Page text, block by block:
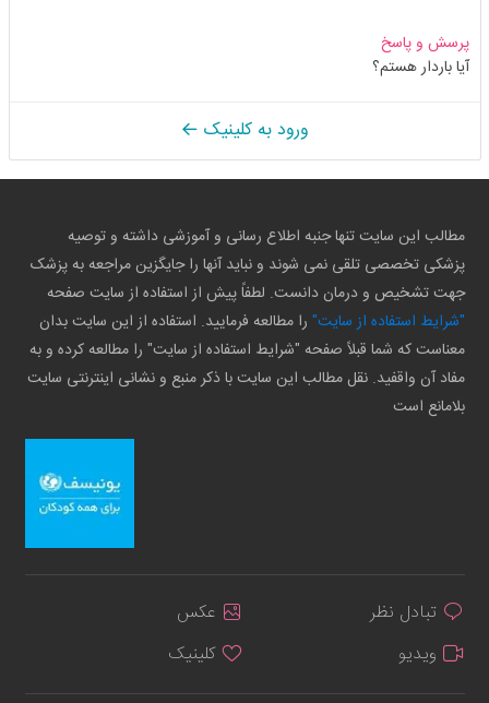
پرسش و پاسخ
آیا باردار هستم؟
ورود به کلینیک
مطالب این سایت تنها جنبه اطلاع رسانی و آموزشی داشته و توصیه
پزشکی تخصصی تلقی نمی شوند و نباید آنها را جایگزین مراجعه به پزشک
جهت تشخیص و درمان دانست. لطفاً پیش از استفاده از سایت صفحه
"شرایط استفاده از سایت" را مطالعه فرمایید. استفاده از این سایت بدان
معناست که شما قبلاً صفحه "شرایط استفاده از سایت" را مطالعه کرده و به
مفاد آن واقفید. نقل مطالب این سایت با ذکر منبع و نشانی اینترنتی سایت
بلامانع است
تبادل نظر
عکس
ویدیو
کلینیک